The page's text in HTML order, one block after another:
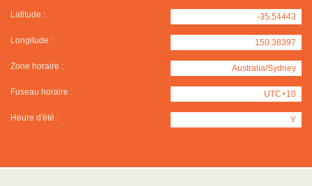
Latitude : -35.54443
Longitude : 150.38397
Zone horaire : Australia/Sydney
Fuseau horaire : UTC+10
Heure d'été : Y